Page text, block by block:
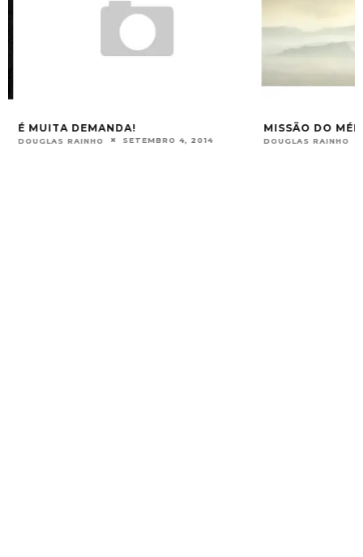
É MUITA DEMANDA!
DOUGLAS RAINHO SETEMBRO 4, 2014
MISSÃO DO
DOUGLAS RAINHO